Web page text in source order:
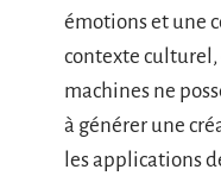
émotions et une
contexte culturel,
machines ne
à générer une
les applications